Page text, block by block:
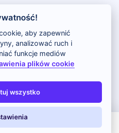
prywatności
aby zapewnić
analizować ruch i
funkcje mediów
plików cookie
wszystko